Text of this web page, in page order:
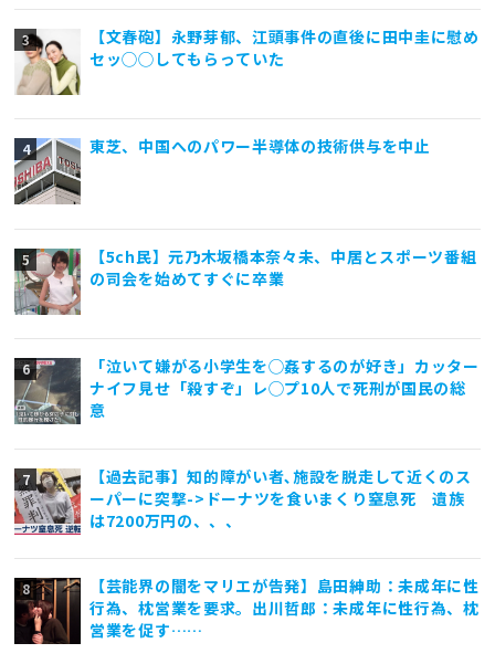
【文春砲】永野芽郁、江頭事件の直後に田中圭に慰め
セッ◯◯してもらっていた
東芝、中国へのパワー半導体の技術供与を中止
【5ch民】元乃木坂橋本奈々未、中居とスポーツ番組
の司会を始めてすぐに卒業
「泣いて嫌がる小学生を◯姦するのが好き」カッター
ナイフ見せ「殺すぞ」レ◯プ10人で死刑が国民の総
意
【過去記事】知的障がい者､施設を脱走して近くのス
ーパーに突撃->ドーナツを食いまくり窒息死 遺族
は7200万円の、、、
【芸能界の闇をマリエが告発】島田紳助：未成年に性
行為、枕営業を要求。出川哲郎：未成年に性行為、枕
営業を促す……